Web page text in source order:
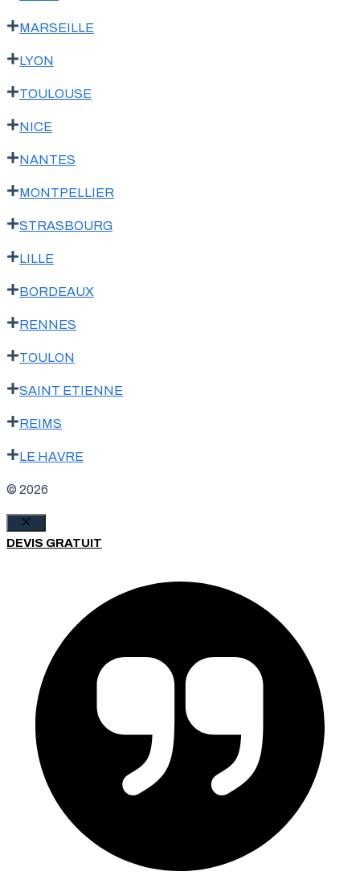
MARSEILLE
LYON
TOULOUSE
NICE
NANTES
MONTPELLIER
STRASBOURG
LILLE
BORDEAUX
RENNES
TOULON
SAINT ETIENNE
REIMS
LE HAVRE
© 2026
Fermer
DEVIS GRATUIT